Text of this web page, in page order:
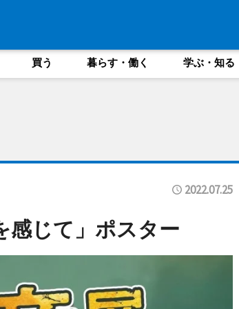
買う 暮らす・働く 学ぶ・知る
2022.07.25
感じて」ポスター